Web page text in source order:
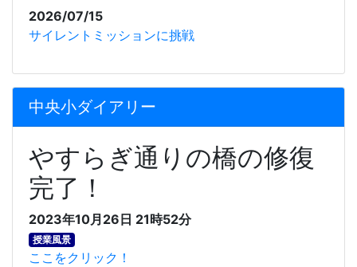
2026/07/15
サイレントミッションに挑戦
中央小ダイアリー
やすらぎ通りの橋の修復
完了！
2023年10月26日 21時52分
授業風景
ここをクリック！